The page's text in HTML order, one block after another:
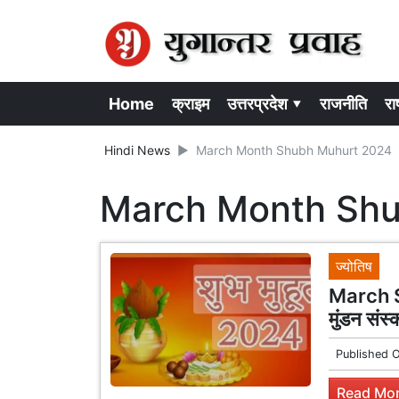
Home क्राइम उत्तरप्रदेश ▾ राजनीति
Hindi News March Month Shubh Muhurt 2024
March Month
ज्योतिष
March
मुंडन
Published
Read